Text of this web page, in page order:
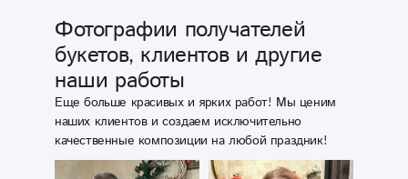
Фотографии получателей
букетов, клиентов и другие
наши работы
Еще больше красивых и ярких работ! Мы ценим
наших клиентов и создаем исключительно
качественные композиции на любой праздник!